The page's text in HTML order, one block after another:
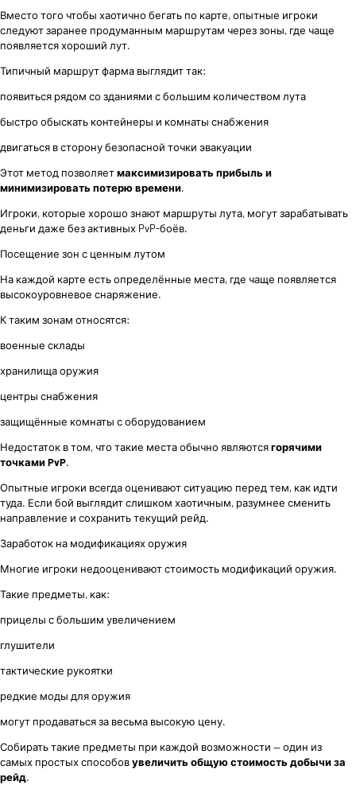
Вместо того чтобы хаотично бегать по карте, опытные игроки
следуют заранее продуманным маршрутам через зоны, где чаще
появляется хороший лут.
Типичный маршрут фарма выглядит так:
появиться рядом со зданиями с большим количеством лута
быстро обыскать контейнеры и комнаты снабжения
двигаться в сторону безопасной точки эвакуации
Этот метод позволяетмаксимизировать прибыль и
минимизировать потерю времени.
Игроки, которые хорошо знают маршруты лута, могут зарабатывать
деньги даже без активных PvP-боёв.
Посещение зон с ценным лутом
На каждой карте есть определённые места, где чаще появляется
высокоуровневое снаряжение.
К таким зонам относятся:
военные склады
хранилища оружия
центры снабжения
защищённые комнаты с оборудованием
Недостаток в том, что такие места обычно являютсягорячими
точками PvP.
Опытные игроки всегда оценивают ситуацию перед тем, как идти
туда. Если бой выглядит слишком хаотичным, разумнее сменить
направление и сохранить текущий рейд.
Заработок на модификациях оружия
Многие игроки недооценивают стоимость модификаций оружия.
Такие предметы, как:
прицелы с большим увеличением
глушители
тактические рукоятки
редкие моды для оружия
могут продаваться за весьма высокую цену.
Собирать такие предметы при каждой возможности — один из
самых простых способовувеличить общую стоимость добычи за
рейд.